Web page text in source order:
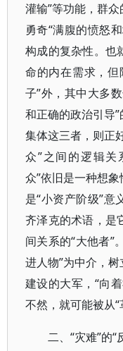
灌输”等功能，群
勇奇“满腹的愤怒
构成的复杂性。也
命的内在需求，
子”外，其中大多
和正确的政治引导
集体这三者，则正
众”之间的逻辑
众”依旧是一种想
是“小资产阶级”意
齐泽克的术语，是
间关系的“大他者”
进人物”为中介，
建设的大军，“向
不然，就可能被从“
二、“灾难”的“